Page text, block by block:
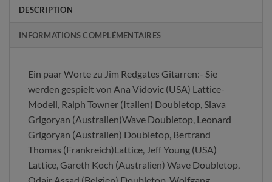
DESCRIPTION
INFORMATIONS COMPLÉMENTAIRES
Ein paar Worte zu Jim Redgates Gitarren:- Sie
werden gespielt von Ana Vidovic (USA) Lattice-
Modell, Ralph Towner (Italien) Doubletop, Slava
Grigoryan (Australien)Wave Doubletop, Leonard
Grigoryan (Australien) Doubletop, Bertrand
Thomas (Frankreich)Lattice, Jeff Young (USA)
Lattice, Gareth Koch (Australien) Wave Doubletop,